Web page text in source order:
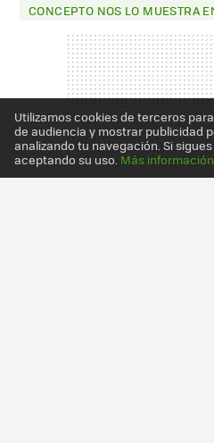
CONCEPTO NOS LO MUESTRA
Utilizamos cookies de terceros
de audiencia y mostrar publicidad
analizando tu navegación. Si
aceptando su uso. Más información